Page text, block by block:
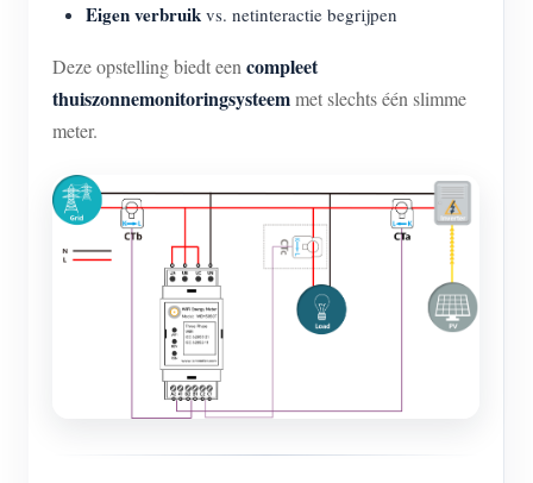
Eigen verbruik vs. netinteractie begrijpen
Deze opstelling biedt een compleet
thuiszonnemonitoringsysteemmet slechts één slimme
meter.